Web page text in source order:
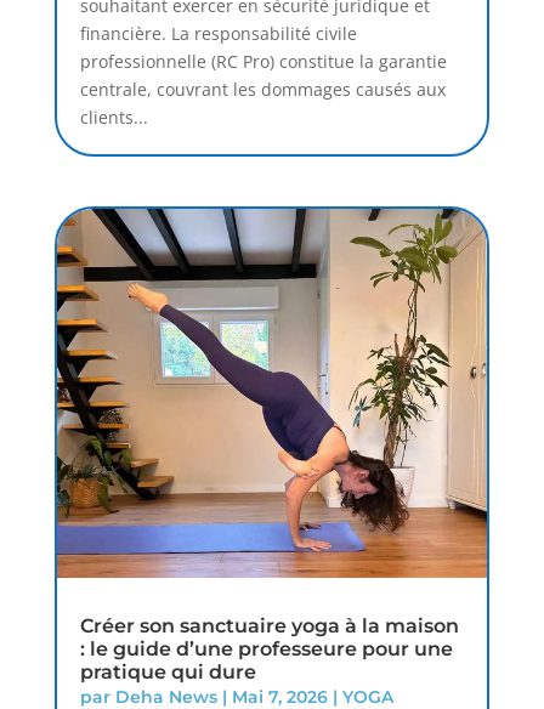
souhaitant exercer en sécurité juridique et
financière. La responsabilité civile
professionnelle (RC Pro) constitue la garantie
centrale, couvrant les dommages causés aux
clients...
Créer son sanctuaire yoga à la maison
: le guide d’une professeure pour une
pratique qui dure
par Deha News| Mai 7, 2026| YOGA